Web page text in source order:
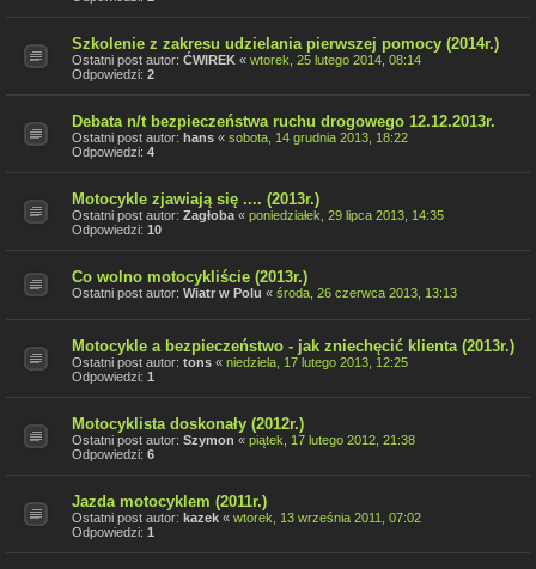
Szkolenie z zakresu udzielania pierwszej pomocy (2014r.)
Ostatni post autor: ĆWIREK « wtorek, 25 lutego 2014, 08:14
Odpowiedzi: 2
Debata n/t bezpieczeństwa ruchu drogowego 12.12.2013r.
Ostatni post autor: hans « sobota, 14 grudnia 2013, 18:22
Odpowiedzi: 4
Motocykle zjawiają się .... (2013r.)
Ostatni post autor: Zagłoba « poniedziałek, 29 lipca 2013, 14:35
Odpowiedzi: 10
Co wolno motocykliście (2013r.)
Ostatni post autor: Wiatr w Polu « środa, 26 czerwca 2013, 13:13
Motocykle a bezpieczeństwo - jak zniechęcić klienta (2013r.)
Ostatni post autor: tons « niedziela, 17 lutego 2013, 12:25
Odpowiedzi: 1
Motocyklista doskonały (2012r.)
Ostatni post autor: Szymon « piątek, 17 lutego 2012, 21:38
Odpowiedzi: 6
Jazda motocyklem (2011r.)
Ostatni post autor: kazek « wtorek, 13 września 2011, 07:02
Odpowiedzi: 1